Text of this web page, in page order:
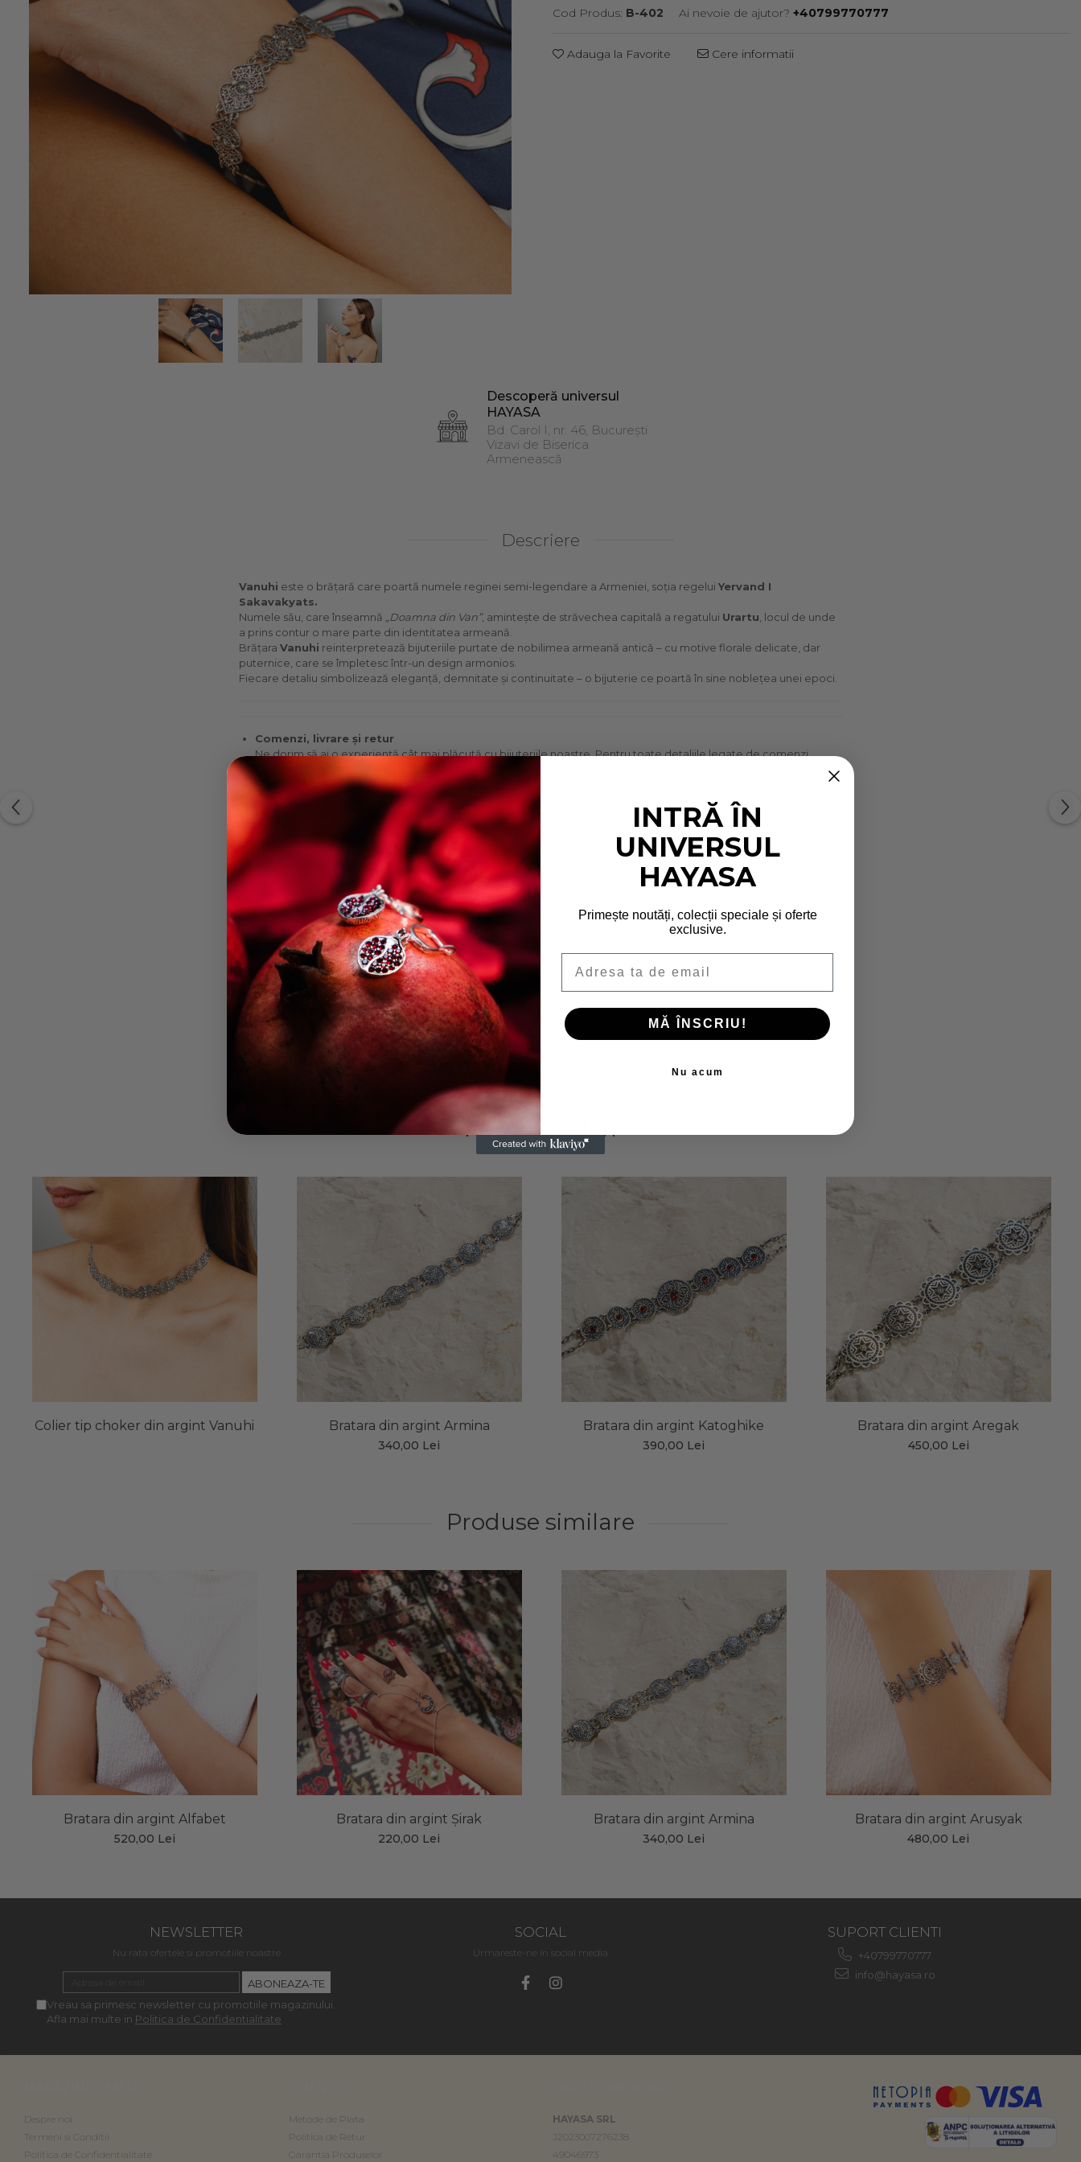
Cod Produs: B-402 Ai nevoie de ajutor? +40799770777
Adauga la Favorite Cere informatii
Descoperă universul
HAYASA
Bd. Carol I, nr. 46, București
Vizavi de Biserica
Armenească
Descriere
Vanuhi este o brățară care poartă numele reginei semi-legendare a Armeniei, soția regelui Yervand I
Sakavakyats.
Numele său, care înseamnă
„Doamna din Van”, amintește de străvechea capitală a regatului Urartu , locul de unde
a prins contur o mare parte din identitatea armeană.
Brățara Vanuhi reinterpretează bijuteriile purtate de nobilimea armeană antică – cu motive florale delicate, dar
puternice, care se împletesc într-un design armonios.
Fiecare detaliu simbolizează eleganță, demnitate și continuitate – o bijuterie ce poartă în sine noblețea unei epoci.
Comenzi, livrare și retur
Ne dorim să ai o experiență cât mai plăcută cu bijuteriile noastre. Pentru toate detaliile legate de comenzi,
livrare sau retur, te invităm cu drag să consulți
Evită contactul direct cu parfumuri sau alte substanțe chimice. Ferește bijuteria de umiditate. Curăță bijuteria cu
o lavetă moale și păstreaz-o separat, în cutia pentru bijuterii.
Caracteristici
Material:
Argint 925
Lungime:
17 cm + 7 cm lanț de prelungire (disponibilă și pe alte lungimi, la
comandă)
Recomandari
Colier tip choker din argint Vanuhi Bratara din argint Armina
340,00 Lei
Bratara din argint Katoghike
390,00 Lei
Bratara din argint Aregak
450,00 Lei
Produse similare
Bratara din argint Alfabet
520,00 Lei
Bratara din argint Șirak
220,00 Lei
Bratara din argint Armina
340,00 Lei
Bratara din argint Arusyak
480,00 Lei
NEWSLETTER
Nu rata ofertele si promotiile noastre
Vreau sa primesc newsletter cu promotiile magazinului.
Afla mai multe in Politica de Confidentialitate
SOCIAL
Urmareste-ne in social media
SUPORT CLIENTI
+40799770777
info@hayasa.ro
Despre noi
Termeni si Conditii
Politica de Confidentialitate
Metode de Plata
Politica de Retur
Garantia Produselor
HAYASA SRL
J2023007276238
49046973
INTRĂ ÎN
UNIVERSUL
HAYASA
Primește noutăți, colecții speciale și oferte
exclusive.
MĂ ÎNSCRIU!
Nu acum